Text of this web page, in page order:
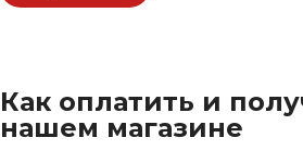
Как оплатить и
нашем магазине